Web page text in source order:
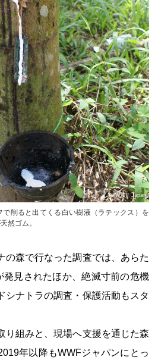
©WWF Japan
削ると出てくる白い樹液（ラテックス）を
然ゴム。
の森で行なった調査では、あらた
発見されたほか、絶滅寸前の危機
シナトラの調査・保護活動もスタ
り組みと、現場へ支援を通じた森
年以降もWWFジャパンにとっ